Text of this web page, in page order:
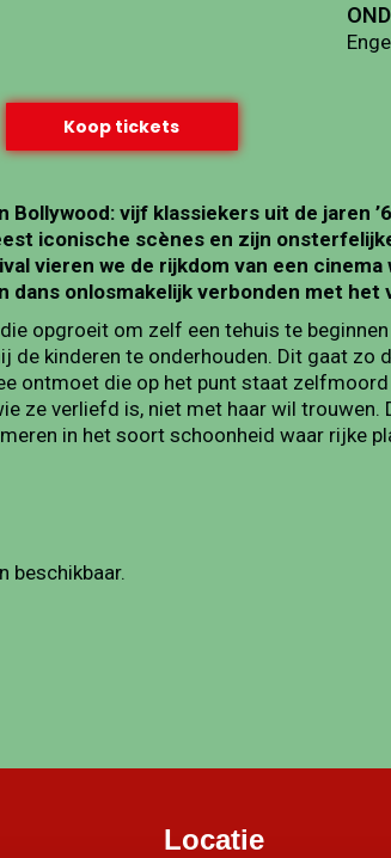
Koop tickets
vijf klassiekers uit de jaren
iconische scènes en zijn
vieren we de rijkdom van een
dans onlosmakelijk verbonden met het
opgroeit om zelf een tehuis te
kinderen te onderhouden. Dit gaat zo
ontmoet die op het punt staat
ze verliefd is, niet met haar wil trouwen.
in het soort schoonheid waar rijke
beschikbaar.
Locatie